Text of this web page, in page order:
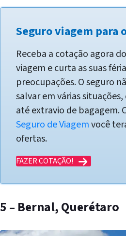
Seguro viagem para
Receba a cotação agora
viagem e curta as suas
preocupações. O seguro
salvar em várias
até extravio de bagagem.
Seguro de Viagemvocê
ofertas.
FAZER COTAÇÃO!
5 – Bernal, Querétaro